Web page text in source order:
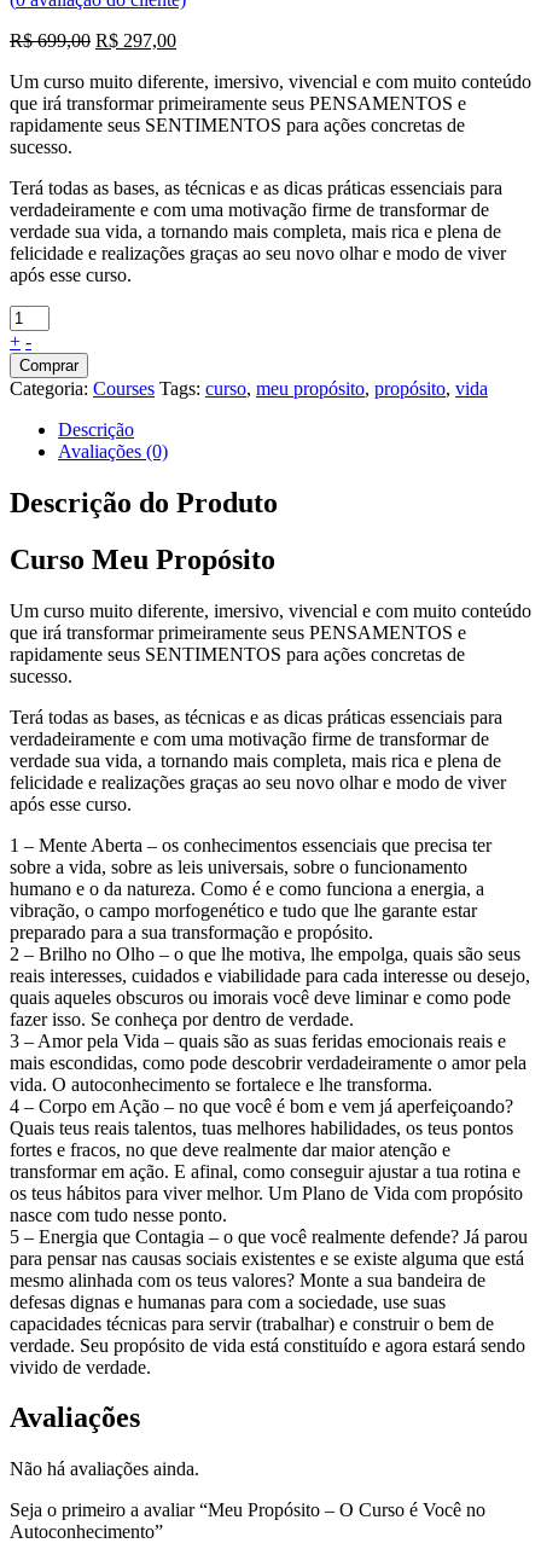
R$699,00 R$ 297,00
Um curso muito diferente, imersivo, vivencial e com muito conteúdo
que irá transformar primeiramente seus PENSAMENTOS e
rapidamente seus SENTIMENTOS para ações concretas de
sucesso.
Terá todas as bases, as técnicas e as dicas práticas essenciais para
verdadeiramente e com uma motivação firme de transformar de
verdade sua vida, a tornando mais completa, mais rica e plena de
felicidade e realizações graças ao seu novo olhar e modo de viver
após esse curso.
+ -
Comprar
Categoria: Courses Tags: curso, meu propósito, propósito, vida
Descrição
Avaliações (0)
Descrição do Produto
Curso Meu Propósito
Um curso muito diferente, imersivo, vivencial e com muito conteúdo
que irá transformar primeiramente seus PENSAMENTOS e
rapidamente seus SENTIMENTOS para ações concretas de
sucesso.
Terá todas as bases, as técnicas e as dicas práticas essenciais para
verdadeiramente e com uma motivação firme de transformar de
verdade sua vida, a tornando mais completa, mais rica e plena de
felicidade e realizações graças ao seu novo olhar e modo de viver
após esse curso.
1 – Mente Aberta – os conhecimentos essenciais que precisa ter
sobre a vida, sobre as leis universais, sobre o funcionamento
humano e o da natureza. Como é e como funciona a energia, a
vibração, o campo morfogenético e tudo que lhe garante estar
preparado para a sua transformação e propósito.
2 – Brilho no Olho – o que lhe motiva, lhe empolga, quais são seus
reais interesses, cuidados e viabilidade para cada interesse ou desejo,
quais aqueles obscuros ou imorais você deve liminar e como pode
fazer isso. Se conheça por dentro de verdade.
3 – Amor pela Vida – quais são as suas feridas emocionais reais e
mais escondidas, como pode descobrir verdadeiramente o amor pela
vida. O autoconhecimento se fortalece e lhe transforma.
4 – Corpo em Ação – no que você é bom e vem já aperfeiçoando?
Quais teus reais talentos, tuas melhores habilidades, os teus pontos
fortes e fracos, no que deve realmente dar maior atenção e
transformar em ação. E afinal, como conseguir ajustar a tua rotina e
os teus hábitos para viver melhor. Um Plano de Vida com propósito
nasce com tudo nesse ponto.
5 – Energia que Contagia – o que você realmente defende? Já parou
para pensar nas causas sociais existentes e se existe alguma que está
mesmo alinhada com os teus valores? Monte a sua bandeira de
defesas dignas e humanas para com a sociedade, use suas
capacidades técnicas para servir (trabalhar) e construir o bem de
verdade. Seu propósito de vida está constituído e agora estará sendo
vivido de verdade.
Avaliações
Não há avaliações ainda.
Seja o primeiro a avaliar “Meu Propósito – O Curso é Você no
Autoconhecimento”